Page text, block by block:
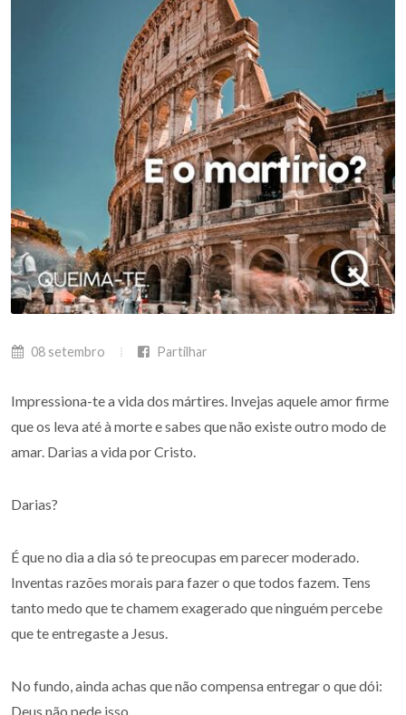
08 setembro Partilhar
Impressiona-te a vida dos mártires. Invejas aquele amor firme
que os leva até à morte e sabes que não existe outro modo de
amar. Darias a vida por Cristo.
Darias?
É que no dia a dia só te preocupas em parecer moderado.
Inventas razões morais para fazer o que todos fazem. Tens
tanto medo que te chamem exagerado que ninguém percebe
que te entregaste a Jesus.
No fundo, ainda achas que não compensa entregar o que dói:
Deus não pede isso.